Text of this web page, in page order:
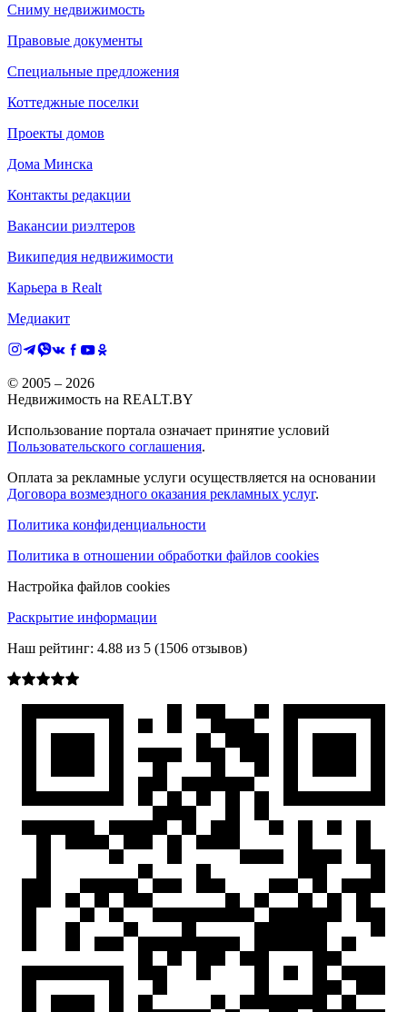
Сниму недвижимость
Правовые документы
Специальные предложения
Коттеджные поселки
Проекты домов
Дома Минска
Контакты редакции
Вакансии риэлтеров
Википедия недвижимости
Карьера в Realt
Медиакит
© 2005 – 2026
Недвижимость на REALT.BY
Использование портала означает принятие условий
Пользовательского соглашения.
Оплата за рекламные услуги осуществляется на основании
Договора возмездного оказания рекламных услуг.
Политика конфиденциальности
Политика в отношении обработки файлов cookies
Настройка файлов cookies
Раскрытие информации
Наш рейтинг: 4.88 из 5 (1506 отзывов)